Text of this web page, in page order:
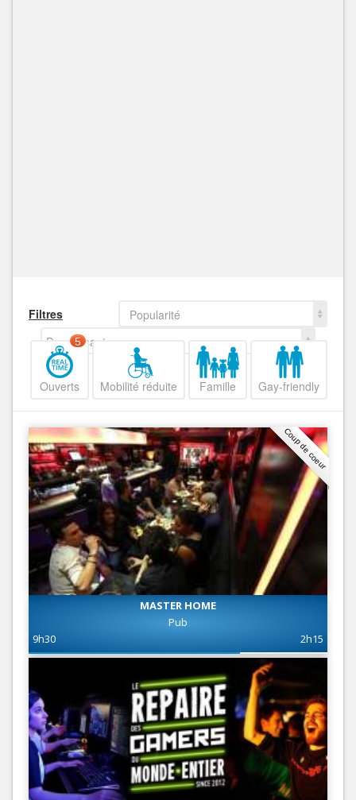
Filtres
Popularité
Decroissant
Ouverts
5
Mobilité réduite Famille Gay-friendly
Coup de coeur
MASTER HOME
Pub
9h30
2h15